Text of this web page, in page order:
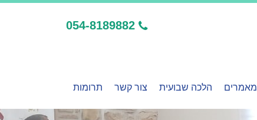
054-8189882
מאמרים הלכה שבועית צור קשר תרומות